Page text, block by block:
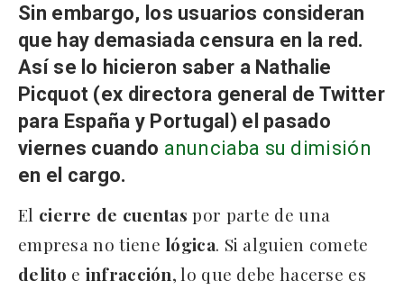
Sin embargo, los usuarios consideran
que hay demasiada censura en la red.
Así se lo hicieron saber a Nathalie
Picquot (ex directora general de Twitter
para España y Portugal) el pasado
viernes cuando anunciaba su dimisión
en el cargo.
El cierre de cuentas por parte de una
empresa no tiene lógica. Si alguien comete
delito e infracción, lo que debe hacerse es